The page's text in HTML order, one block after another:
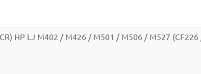
HP LJ M402 / M426 / M501 / M506 / M527 (CF226